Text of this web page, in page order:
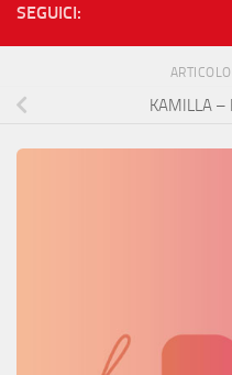
SEGUICI:
KAMILLA –